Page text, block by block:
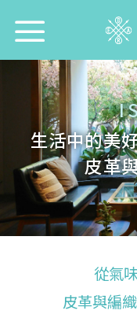
首頁
尋找旅宿防疫模
想跟誰旅行？
想去哪旅行？
每週特輯
生活中的美
皮革
從氣
皮革與編